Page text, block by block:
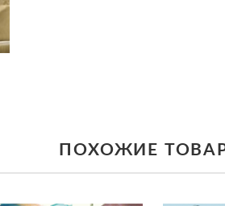
ПОХОЖИЕ